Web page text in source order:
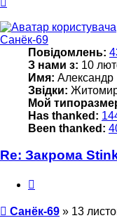
Санёк-69
Повідомлень:
З нами з: 10
Имя: Александр
Звідки:
Мой
Has thanked:
Been thanked:
Re: Закрома
Повідомлення
Санёк-69 » 13